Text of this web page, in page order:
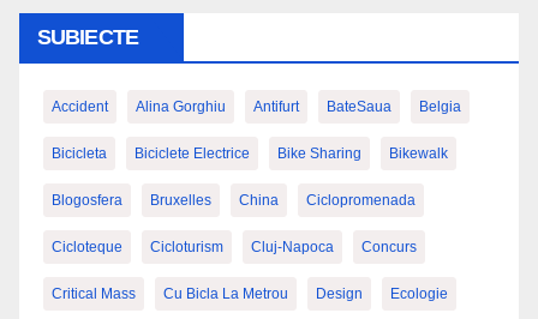
SUBIECTE
Accident Alina Gorghiu Antifurt BateSaua Belgia
Bicicleta Biciclete Electrice Bike Sharing Bikewalk
Blogosfera Bruxelles China Ciclopromenada
Cicloteque Cicloturism Cluj-Napoca Concurs
Critical Mass Cu Bicla La Metrou Design Ecologie